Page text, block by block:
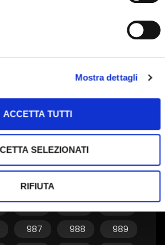
Mostra dettagli
ACCETTA TUTTI
SELEZIONATI
RIFIUTA
944
953
954
957 958
959
962 963
972 973
974
977
987 988
989